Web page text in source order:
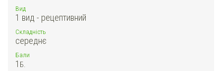
Вид
1 вид - рецептивний
Складність
середнє
Бали
1 Б.